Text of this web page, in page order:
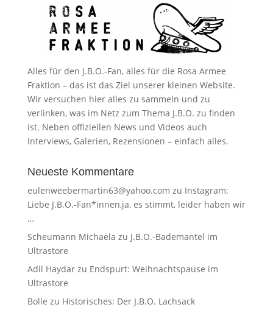
Alles für den J.B.O.-Fan, alles für die Rosa Armee
Fraktion – das ist das Ziel unserer kleinen Website.
Wir versuchen hier alles zu sammeln und zu
verlinken, was im Netz zum Thema J.B.O. zu finden
ist. Neben offiziellen News und Videos auch
Interviews, Galerien, Rezensionen – einfach alles.
Neueste Kommentare
eulenweebermartin63@yahoo.com zu Instagram:
Liebe J.B.O.-Fan*innen,ja, es stimmt, leider haben wir
…
Scheumann Michaela zu J.B.O.-Bademantel im
Ultrastore
Adil Haydarzu Endspurt: Weihnachtspause im
Ultrastore
Bolle zu Historisches: Der J.B.O. Lachsack